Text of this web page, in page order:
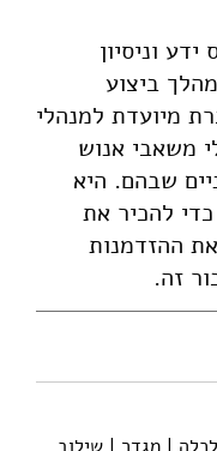
וניסיון
ביצוע
מיועדת למנהלי
משאבי אנוש
שבהם. היא
להכיר את
ההזדמנות
זה.